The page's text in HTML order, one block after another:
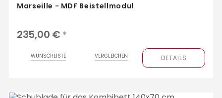
Marseille - MDF Beistellmodul
235,00 € *
WUNSCHLISTE VERGLEICHEN DETAILS